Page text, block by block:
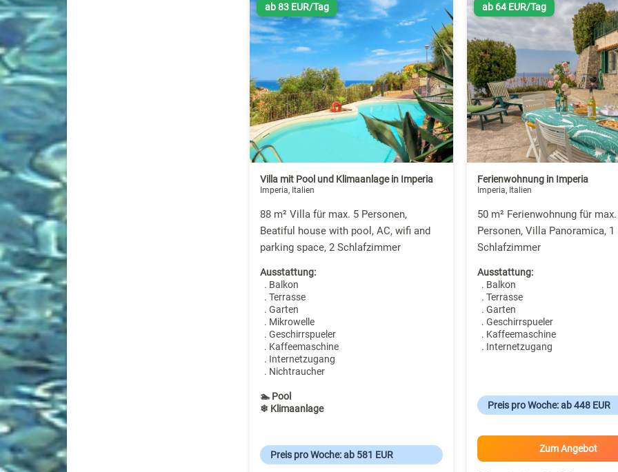
ab 83 EUR/Tag
Villa mit Pool und Klimaanlage in Imperia
Imperia, Italien
88 m² Villa für max. 5 Personen,
Beatiful house with pool, AC, wifi and
parking space, 2 Schlafzimmer
Ausstattung:
. Balkon
. Terrasse
. Garten
. Mikrowelle
. Geschirrspueler
. Kaffeemaschine
. Internetzugang
. Nichtraucher
🏊 Pool
❄ Klimaanlage
Preis pro Woche: ab 581 EUR
ab 64 EUR/Tag
Ferienwohnung in Imperia
Imperia, Italien
50 m² Ferienwohnung für
Personen, Villa Panoramica, 1
Schlafzimmer
Ausstattung:
. Balkon
. Terrasse
. Garten
. Geschirrspueler
. Kaffeemaschine
. Internetzugang
Preis pro Woche: ab 448 EUR
Zum Angebot